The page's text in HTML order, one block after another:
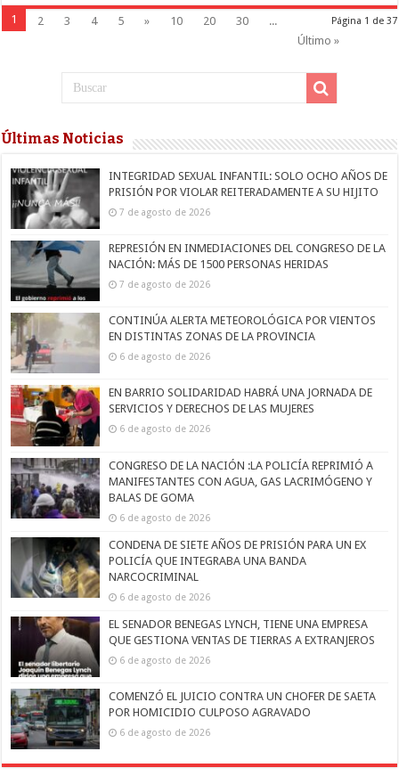
Página 1 de 37
1 2 3 4 5 » 10 20 30
...
Último »
Últimas Noticias
INTEGRIDAD SEXUAL INFANTIL: SOLO OCHO AÑOS DE
PRISIÓN POR VIOLAR REITERADAMENTE A SU HIJITO
7 de agosto de 2026
REPRESIÓN EN INMEDIACIONES DEL CONGRESO DE LA
NACIÓN: MÁS DE 1500 PERSONAS HERIDAS
7 de agosto de 2026
CONTINÚA ALERTA METEOROLÓGICA POR VIENTOS
EN DISTINTAS ZONAS DE LA PROVINCIA
6 de agosto de 2026
EN BARRIO SOLIDARIDAD HABRÁ UNA JORNADA DE
SERVICIOS Y DERECHOS DE LAS MUJERES
6 de agosto de 2026
CONGRESO DE LA NACIÓN :LA POLICÍA REPRIMIÓ A
MANIFESTANTES CON AGUA, GAS LACRIMÓGENO Y
BALAS DE GOMA
6 de agosto de 2026
CONDENA DE SIETE AÑOS DE PRISIÓN PARA UN EX
POLICÍA QUE INTEGRABA UNA BANDA
NARCOCRIMINAL
6 de agosto de 2026
EL SENADOR BENEGAS LYNCH, TIENE UNA EMPRESA
QUE GESTIONA VENTAS DE TIERRAS A EXTRANJEROS
6 de agosto de 2026
COMENZÓ EL JUICIO CONTRA UN CHOFER DE SAETA
POR HOMICIDIO CULPOSO AGRAVADO
6 de agosto de 2026